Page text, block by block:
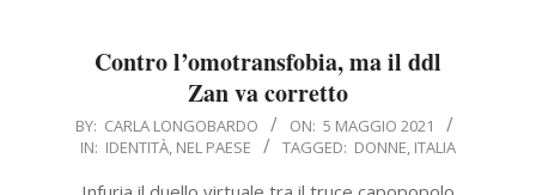
Contro l’omotransfobia, ma il ddl
Zan va corretto
2021-
05-
05
BY: CARLA LONGOBARDO ON: 5 MAGGIO 2021
IN: IDENTITÀ, NEL PAESE TAGGED: DONNE, ITALIA